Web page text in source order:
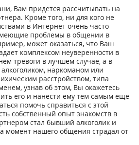
Вам придется рассчитывать на
Кроме того, ни для кого не
в Интернет очень часто
проблемы в общении в
может оказаться, что Ваш
комплексом неуверенности в
тревоги в лучшем случае, а в
наркоманом или
расстройством, типа
узнав об этом, Вы окажетесь
его и нанести ему тем самым еще
помочь справиться с этой
собственный опыт знакомств в
стал бывший алкоголик и
момент нашего общения страдал от